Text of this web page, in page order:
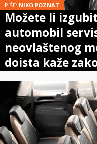
PIŠE: NIKO POZNAT
Možete li
automobil
neovlaštenog
doista kaže